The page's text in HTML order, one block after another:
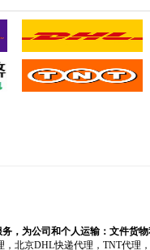
，为公司和个人运输：文件货
北京DHL快递代理，TNT代理